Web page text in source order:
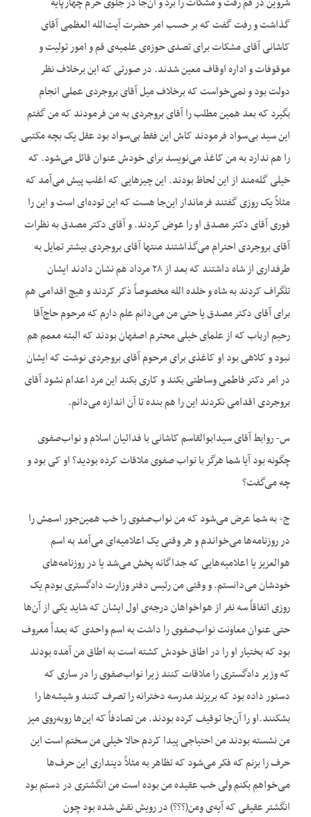
گذاشت و رفت گفت که بر حسب امر حضرت آیت‌الله العظمی آقای
کاشانی آقای مشکات برای تصدی حوزه‌ی علمیه‌ی قم و امور تولیت و
موقوفات و اداره اوقاف معین شدند. در صورتی که این برخلاف نظر
دولت بود و نمی‌خواست که برخلاف میل آقای بروجردی عملی انجام
بگیرد که بعد همین مطلب را آقای بروجردی به من فرمودند که من گفتم
این سید بی‌سواد فرمودند کاش این فقط بی‌سواد بود عقل یک بچه مکتبی
را هم ندارد به من کاغذ می‌نویسد برای خودش عنوان قائل می‌شود. که
خیلی گله‌مند از این لحاظ بودند. این چیزهایی که اغلب پیش می‌آمد که
مثلاً یک روزی گفتند فرماندار این‌جا هست که این توده‌ای است و این را
فوری آقای دکتر مصدق او را عوض کردند. و آقای دکتر مصدق به نظرات
آقای بروجردی احترام می‌گذاشتند منتها آقای بروجردی بیشتر تمایل به
طرفداری از شاه داشتند که بعد از ۲۸ مرداد هم نشان دادند ایشان
تلگراف کردند به شاه و خلده الله مخصوصاً ذکر کردند و هیچ اقدامی هم
برای آقای دکتر مصدق یا حتی من می‌دانم علم دارم که مرحوم حاج‌آقا
رحیم ارباب که از علمای خیلی محترم اصفهان بودند که البته معمم هم
نبود و کلاهی بود او کاغذی برای مرحوم آقای بروجردی نوشت که ایشان
در امر دکتر فاطمی وساطتی بکند و کاری بکند این مرد اعدام نشود آقای
بروجردی اقدامی نکردند این را هم بنده تا آن اندازه می‌دانم.
س- روابط آقای سیدابوالقاسم کاشانی با فدائیان اسلام و نواب‌صفوی
چگونه بود آیا شما هرگز با نواب صفوی ملاقات کرده بودید؟ او کی بود و
چه می‌گفت؟
ج- به شما عرض می‌شود که من نواب‌صفوی را خب همین‌جور اسمش را
در روزنامه‌ها می‌خواندم و هر وقتی یک اعلامیه‌ای می‌آمد به اسم
هوالعزیز یا اعلامیه‌هایی که جداگانه پخش می‌شد یا در روزنامه‌های
خودشان می‌دانستم. و وقتی من رئیس دفتر وزارت دادگستری بودم یک
روزی اتفاقاً سه نفر از هواخواهان درجه‌ی اول ایشان که شاید یکی از آن‌ها
حتی عنوان معاونت نواب‌صفوی را داشت به اسم واحدی که بعداً معروف
بود که بختیار او را در اطاق خودش کشته است به اطاق من آمده بودند
که وزیر دادگستری را ملاقات کنند زیرا نواب‌صفوی را در ساری که
دستور داده بود که بریزند مدرسه دخترانه را تصرف کنند و شیشه‌ها را
بشکنند.او را آن‌جا توقیف کرده بودند. من تصادفاً که این‌ها روبه‌روی میز
من نشسته بودند من احتیاجی پیدا کردم حالا خیلی من سختم است این
حرف را بزنم که فکر می‌شود که تظاهر به مثلاً دینداری این حرف‌ها
می‌خواهم بکنم ولی خب عقیده من بوده است من انگشتری در دستم بود
انگشتر عقیقی که آیه‌ی ومن(؟؟؟) در رویش نقش شده بود چون